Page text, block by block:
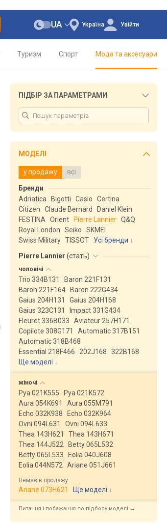
Україна
UA Увійти
Туризм Спорт Мода та аксесуари
ПІДБІР ЗА ПАРАМЕТРАМИ
МОДЕЛІ
у продажу всі
Бренди
Adriatica
Bigotti Casio
Certina
Citizen
Claude Bernard
Daniel Klein
FESTINA
Orient Pierre Lannier Q&Q
Royal London
Seiko
SKMEI
Swiss Military TISSOT
Усі бренди
Pierre Lannier (стать)
чоловічі
Trio 334B131
Baron 221F131
Baron 221F164
Baron 222G434
Gaius 204H131
Gaius 204H168
Gaius 323C131
Impact 331G434
Fleuret 336B033
Aviateur 257H171
Copilote 308G171
Automatic 317B151
Automatic 318B468
Essential 218F466
202J168
322B168
Ще моделі ↓
жіночі
Pya 021K555
Pya 021K572
Aura 054K691
Aura 055M791
Echo 032K938
Echo 032K964
Ovni 094L631
Ovni 094L633
Thea 143H621
Thea 143H671
Thea 144J522
Betty 065L532
Betty 065L533
Eolia 040J608
Eolia 044N572
Ariane 051J661
Немає в продажу
Ariane 073H621 Ще моделі ↓
Питання і побажання по підбору моделі →